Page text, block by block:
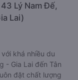
Lý Nam Đế,
Lai)
khá nhiều du
- Gia Lai đến Tân
đặt chất lượng